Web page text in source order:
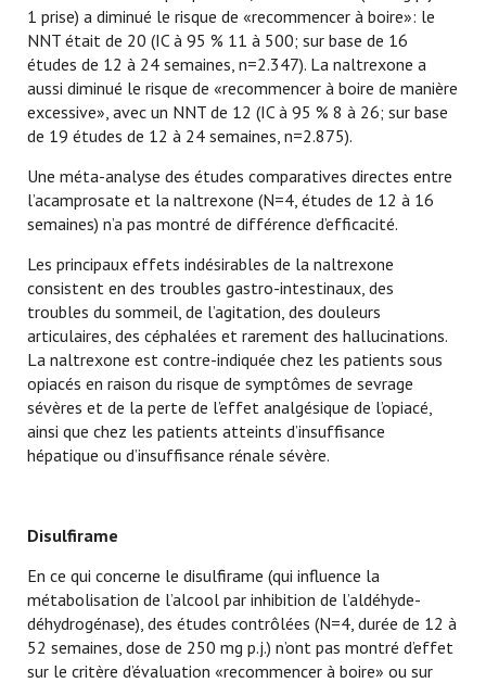
1 prise) a diminué le risque de «recommencer à boire»: le
NNT était de 20 (IC à 95 % 11 à 500; sur base de 16
études de 12 à 24 semaines, n=2.347). La naltrexone a
aussi diminué le risque de «recommencer à boire de manière
excessive», avec un NNT de 12 (IC à 95 % 8 à 26; sur base
de 19 études de 12 à 24 semaines, n=2.875).
Une méta-analyse des études comparatives directes entre
l’acamprosate et la naltrexone (N=4, études de 12 à 16
semaines) n’a pas montré de différence d’efficacité.
Les principaux effets indésirables de la naltrexone
consistent en des troubles gastro-intestinaux, des
troubles du sommeil, de l’agitation, des douleurs
articulaires, des céphalées et rarement des hallucinations.
La naltrexone est contre-indiquée chez les patients sous
opiacés en raison du risque de symptômes de sevrage
sévères et de la perte de l’effet analgésique de l’opiacé,
ainsi que chez les patients atteints d’insuffisance
hépatique ou d’insuffisance rénale sévère.
Disulfirame
En ce qui concerne le disulfirame (qui influence la
métabolisation de l’alcool par inhibition de l’aldéhyde-
déhydrogénase), des études contrôlées (N=4, durée de 12 à
52 semaines, dose de 250 mg p.j.) n’ont pas montré d’effet
sur le critère d’évaluation «recommencer à boire» ou sur